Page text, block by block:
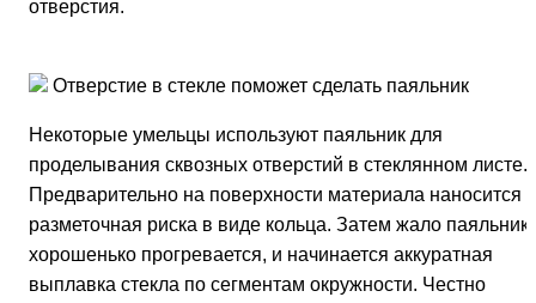
отверстия.
Отверстие в стекле поможет сделать паяльник
Некоторые умельцы используют паяльник для
проделывания сквозных отверстий в стеклянном листе.
Предварительно на поверхности материала наносится
разметочная риска в виде кольца. Затем жало
хорошенько прогревается, и начинается аккуратная
выплавка стекла по сегментам окружности. Честно